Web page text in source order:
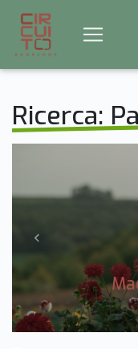
Ricerca:
Previous